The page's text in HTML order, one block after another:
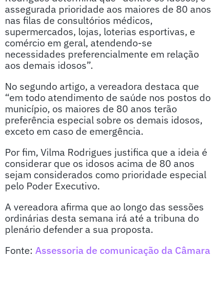
assegurada prioridade aos maiores de 80 anos
nas filas de consultórios médicos,
supermercados, lojas, loterias esportivas, e
comércio em geral, atendendo-se
necessidades preferencialmente em relação
aos demais idosos”.
No segundo artigo, a vereadora destaca que
“em todo atendimento de saúde nos postos do
município, os maiores de 80 anos terão
preferência especial sobre os demais idosos,
exceto em caso de emergência.
Por fim, Vilma Rodrigues justifica que a ideia é
considerar que os idosos acima de 80 anos
sejam considerados como prioridade especial
pelo Poder Executivo.
A vereadora afirma que ao longo das sessões
ordinárias desta semana irá até a tribuna do
plenário defender a sua proposta.
Fonte: Assessoria de comunicação da Câmara